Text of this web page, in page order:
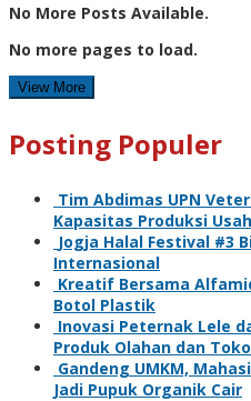
No More Posts Available.
No more pages to load.
View More
Posting Populer
Tim Abdimas UPN
Kapasitas Produksi
Jogja Halal Festival #3
Internasional
Kreatif Bersama
Botol Plastik
Inovasi Peternak Lele
Produk Olahan dan
Gandeng UMKM,
Jadi Pupuk Organik Cair